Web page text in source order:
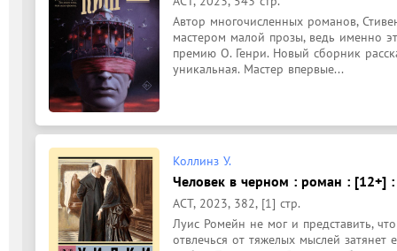
Автор многочисленных романов,
мастером малой прозы, ведь именно
премию О. Генри. Новый сборник
уникальная. Мастер впервые...
Коллинз У.
Человек в черном : роман : [12+] :
АСТ, 2023, 382, [1] стр.
Луис Ромейн не мог и представить,
отвлечься от тяжелых мыслей затянет